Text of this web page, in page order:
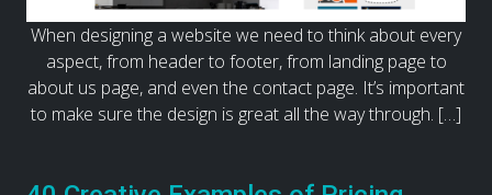
When designing a website we need to think about every
aspect, from header to footer, from landing page to
about us page, and even the contact page. It’s important
to make sure the design is great all the way through. […]